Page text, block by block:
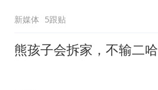
新媒体 5跟贴
熊孩子会拆家，不输二哈